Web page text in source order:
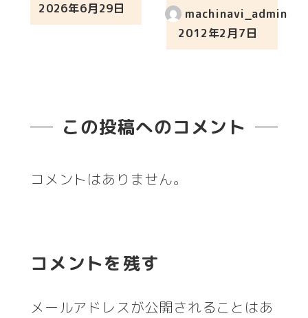
投稿日
2026年6月29日
machinavi_admin
投稿日
2012年2月7日
この投稿へのコメント
コメントはありません。
コメントを残す
メールアドレスが公開されることはあ